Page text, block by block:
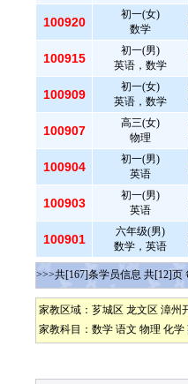
100920
初一(女)
数学
100915
初一(男)
英语，数学
100909
初一(女)
英语，数学
100907
高三(女)
物理
100904
初一(男)
英语
100903
初一(男)
英语
100901
六年级(男)
数学，英语
>>>共[167]条学员信息 共[12]页
家教区域： 芗城区 龙文区 漳州
家教科目： 数学 语文 物理 化学